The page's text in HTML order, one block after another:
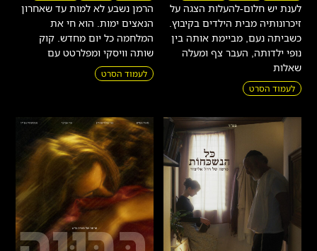
לענת יש חלום-להעלות הצגה על
זיכרונותיה מבית הילדים בקיבוץ.
כשביתה נעם, מביימת אותה בין
נופי ילדותה, העבר צף ומעלה
שאלות
לעמוד הסרט
הרמן נשבע לא למות עד שאחרון
הנאצים ימות. הוא חי את
המלחמה כל יום מחדש. קוק
שותה וויסקי ומפלרטט עם
לעמוד הסרט